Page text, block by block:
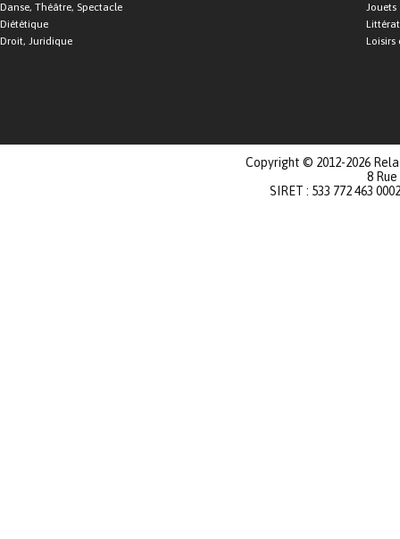
Danse, Théâtre, Spectacle
Diététique
Droit, Juridique
Jouets
Loisirs
Copyright © 2012-2026
8
SIRET : 533 772 463